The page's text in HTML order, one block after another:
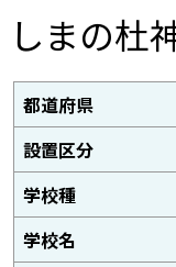
しまの杜
都道府県
設置区分
学校種
学校名